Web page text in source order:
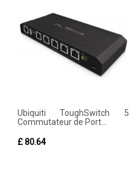
Ubiquiti ToughSwitch 5
Commutateur de Port...
£ 80.64